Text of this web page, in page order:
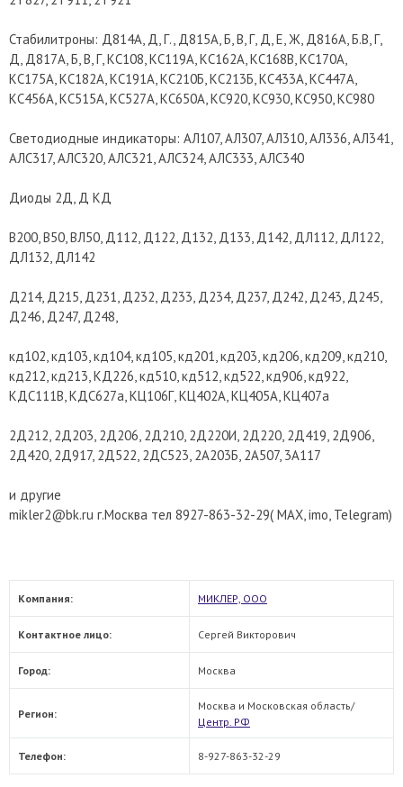
Стабилитроны: Д814А, Д, Г., Д815А, Б, В, Г, Д, Е, Ж, Д816А, Б.В, Г,
Д, Д817А, Б, В, Г, КС108, КС119А, КС162А, КС168В, КС170А,
КС175А, КС182А, КС191А, КС210Б, КС213Б, КС433А, КС447А,
КС456А, КС515А, КС527А, КС650А, КС920, КС930, КС950, КС980
Светодиодные индикаторы: АЛ107, АЛ307, АЛ310, АЛ336, АЛ341,
АЛС317, АЛС320, АЛС321, АЛС324, АЛС333, АЛС340
Диоды 2Д, Д КД
В200, В50, ВЛ50, Д112, Д122, Д132, Д133, Д142, ДЛ112, ДЛ122,
ДЛ132, ДЛ142
Д214, Д215, Д231, Д232, Д233, Д234, Д237, Д242, Д243, Д245,
Д246, Д247, Д248,
кд102, кд103, кд104, кд105, кд201, кд203, кд206, кд209, кд210,
кд212, кд213, КД226, кд510, кд512, кд522, кд906, кд922,
КДС111В, КДС627а, КЦ106Г, КЦ402А, КЦ405А, КЦ407а
2Д212, 2Д203, 2Д206, 2Д210, 2Д220И, 2Д220, 2Д419, 2Д906,
2Д420, 2Д917, 2Д522, 2ДС523, 2А203Б, 2А507, 3А117
и другие
mikler2@bk.ru г.Москва тел 8927-863-32-29( МАХ, imo, Telegram)
Компания: МИКЛЕР, ООО
Контактное лицо: Сергей Викторович
Город: Москва
Регион:
Москва и Московская область/
Центр. РФ
Телефон: 8-927-863-32-29